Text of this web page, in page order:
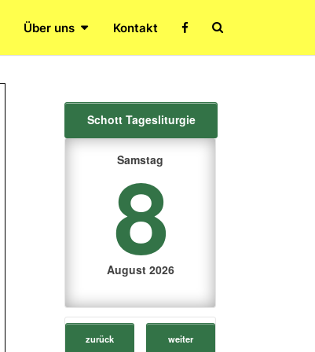
Über uns Kontakt
Search
Schott Tagesliturgie
Samstag
8
August 2026
zurück weiter